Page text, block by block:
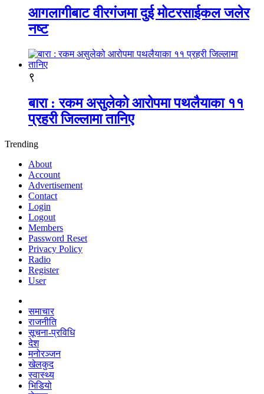
आगलागीबाट वीरगंजमा दुई मोटरसाईकल जलेर
नष्ट
९
बारा : रकम असुलेको आरोपमा पथलैयाका ११
प्रहरी जिल्लामा तानिए
Trending
About
Account
Advertisement
Contact
Login
Logout
Members
Password Reset
Privacy Policy
Radio
Register
User
समाचार
राजनीति
सूचना-प्रविधि
देश
मनोरञ्जन
खेलकुद
स्वास्थ्य
भिडियो